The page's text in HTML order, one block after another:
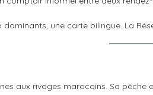
une carte bilingue. La
aux rivages marocains. Sa